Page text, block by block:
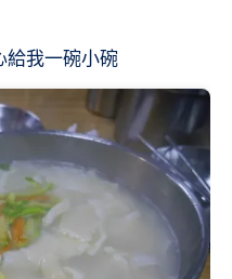
給我一碗小碗